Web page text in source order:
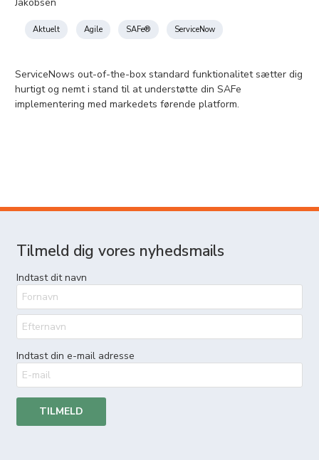
Aktuelt Agile SAFe® ServiceNow
ServiceNows out-of-the-box standard funktionalitet sætter dig
hurtigt og nemt i stand til at understøtte din SAFe
implementering med markedets førende platform.
Tilmeld dig vores nyhedsmails
Indtast dit navn
Indtast din e-mail adresse
TILMELD